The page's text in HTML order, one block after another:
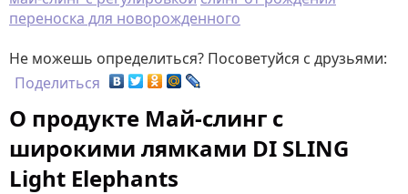
переноска для новорожденного
Не можешь определиться? Посоветуйся с друзьями:
Поделиться
О продукте Май-слинг с
широкими лямками DI SLING
Light Elephants